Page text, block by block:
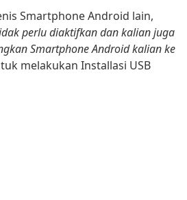
Smartphone Android lain,
perlu diaktifkan dan kalian juga
Smartphone Android kalian ke
melakukan Installasi USB